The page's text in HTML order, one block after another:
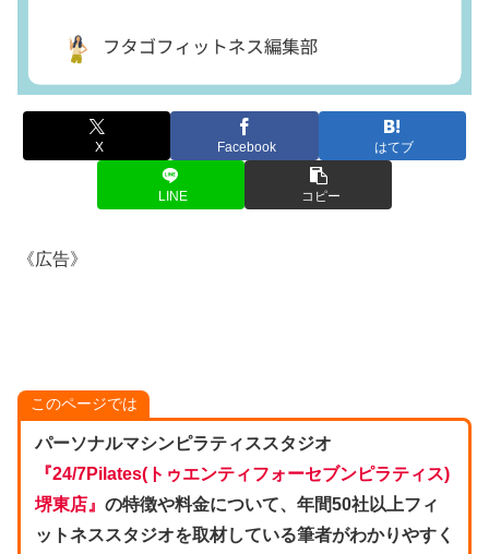
X Facebook はてブ
LINE コピー
《広告》
このページでは
パーソナルマシンピラティススタジオ
『24/7Pilates(トゥエンティフォーセブンピラティス)
堺東店』 の特徴や料金について、年間50社以上フィ
ットネススタジオを取材している筆者がわかりやすく